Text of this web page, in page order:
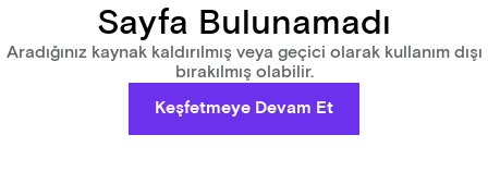
Sayfa Bulunamadı
Aradığınız kaynak kaldırılmış veya geçici olarak kullanım dışı
bırakılmış olabilir.
Keşfetmeye Devam Et